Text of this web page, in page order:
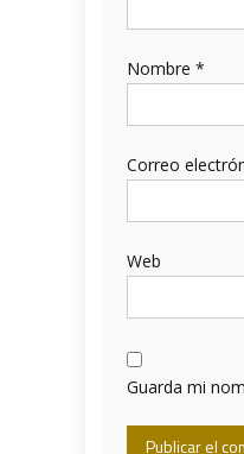
Nombre *
Correo
Web
Guarda mi